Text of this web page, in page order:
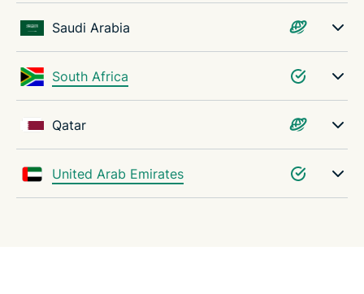
Saudi Arabia
South Africa
Qatar
United Arab Emirates